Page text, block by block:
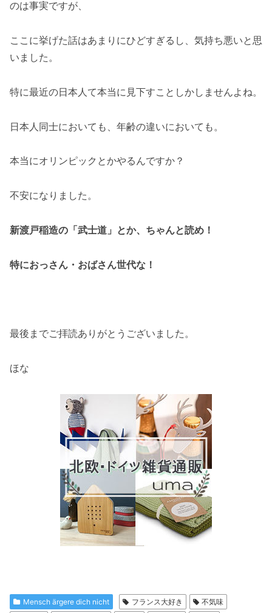
のは事実ですが、
ここに挙げた話はあまりにひどすぎるし、気持ち悪いと思
いました。
特に最近の日本人て本当に見下すことしかしませんよね。
日本人同士においても、年齢の違いにおいても。
本当にオリンピックとかやるんですか？
不安になりました。
新渡戸稲造の「武士道」とか、ちゃんと読め！
特におっさん・おばさん世代な！
最後までご拝読ありがとうございました。
ほな
Mensch ärgere dich nicht フランス大好き
不気味